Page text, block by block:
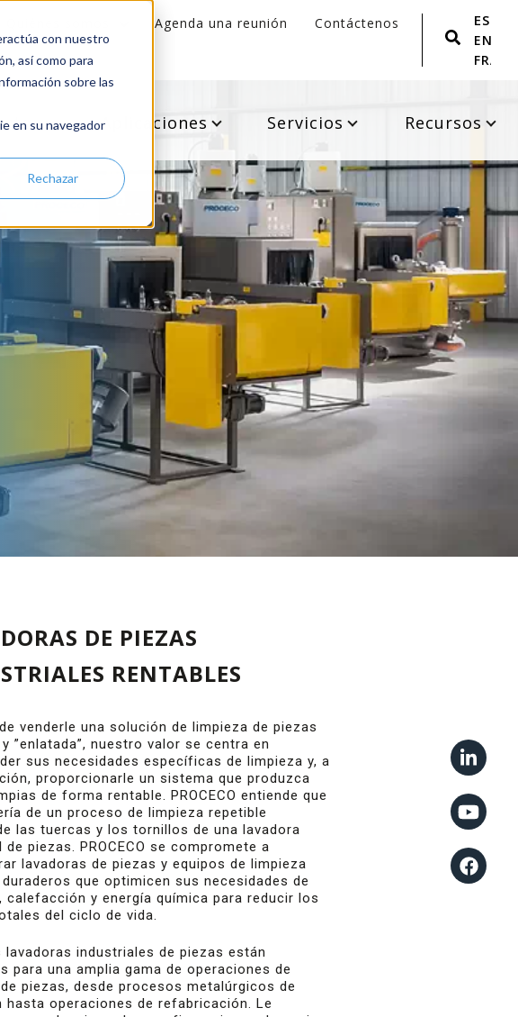
con nuestro
así como para
sobre las
en su navegador
Rechazar
Agenda una reunión Contáctenos
Aplicaciones Servicios Recursos
DE PIEZAS
RENTABLES
venderle una solución de limpieza de piezas
”enlatada”, nuestro valor se centra en
sus necesidades específicas de limpieza y, a
proporcionarle un sistema que produzca
de forma rentable. PROCECO entiende que
de un proceso de limpieza repetible
las tuercas y los tornillos de una lavadora
de piezas. PROCECO se compromete a
lavadoras de piezas y equipos de limpieza
que optimicen sus necesidades de
calefacción y energía química para reducir los
del ciclo de vida.
lavadoras industriales de piezas están
para una amplia gama de operaciones de
piezas, desde procesos metalúrgicos de
hasta operaciones de refabricación. Le